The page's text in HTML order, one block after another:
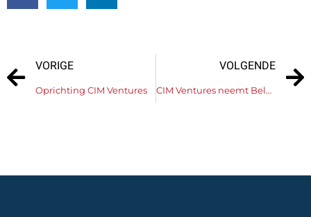
VORIGE
Oprichting CIM Ventures
VOLGENDE
CIM Ventures neemt Belgian Paper Convertors over